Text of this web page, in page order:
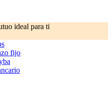
ideal para ti
fijo